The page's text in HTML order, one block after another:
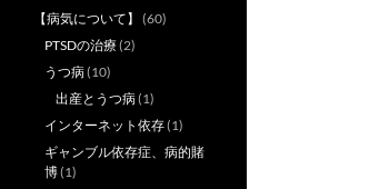
【病気について】
(60)
PTSDの治療(2)
うつ病(10)
出産とうつ病(1)
インターネット依存(1)
ギャンブル依存症、病的賭
博(1)